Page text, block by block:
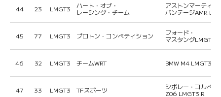
44 23 LMGT3
ハート・オブ・
レーシング・チーム
アストンマーティン
バンテージAMR
45 77 LMGT3 プロトン・コンペティション
フォード・
マスタングLMGT3
46 32 LMGT3 チームWRT BMW M4 LMGT3エ
47 33 LMGT3 TFスポーツ
シボレー・コルベッ
Z06 LMGT3.R